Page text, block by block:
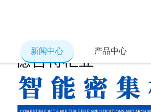
新闻中心 产品中心